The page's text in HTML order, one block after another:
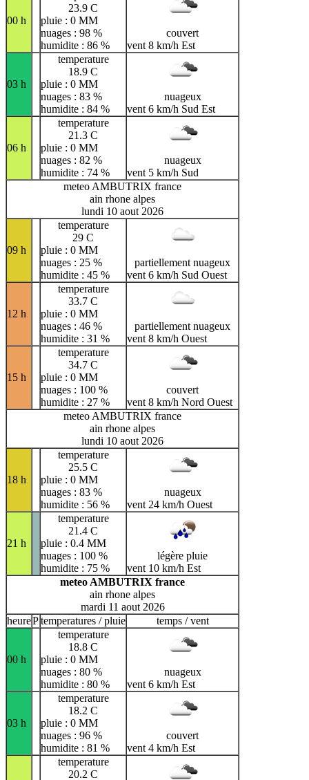
00 h
23.9 C
pluie : 0 MM
nuages : 98 %
humidite : 86 %
couvert
vent 8 km/h Est
03 h
temperature
18.9 C
pluie : 0 MM
nuages : 83 %
humidite : 84 %
nuageux
vent 6 km/h Sud Est
06 h
temperature
21.3 C
pluie : 0 MM
nuages : 82 %
humidite : 74 %
nuageux
vent 5 km/h Sud
meteo AMBUTRIX france
ain rhone alpes
lundi 10 aout 2026
09 h
temperature
29 C
pluie : 0 MM
nuages : 25 %
humidite : 45 %
partiellement nuageux
vent 6 km/h Sud Ouest
12 h
temperature
33.7 C
pluie : 0 MM
nuages : 46 %
humidite : 31 %
partiellement nuageux
vent 8 km/h Ouest
15 h
temperature
34.7 C
pluie : 0 MM
nuages : 100 %
humidite : 27 %
couvert
vent 8 km/h Nord Ouest
meteo AMBUTRIX france
ain rhone alpes
lundi 10 aout 2026
18 h
temperature
25.5 C
pluie : 0 MM
nuages : 83 %
humidite : 56 %
nuageux
vent 24 km/h Ouest
21 h
temperature
21.4 C
pluie : 0.4 MM
nuages : 100 %
humidite : 75 %
légère pluie
vent 10 km/h Est
meteo AMBUTRIX france
ain rhone alpes
mardi 11 aout 2026
heurePtemperatures / pluie temps / vent
00 h
temperature
18.8 C
pluie : 0 MM
nuages : 80 %
humidite : 80 %
nuageux
vent 6 km/h Est
03 h
temperature
18.2 C
pluie : 0 MM
nuages : 96 %
humidite : 81 %
couvert
vent 4 km/h Est
temperature
20.2 C